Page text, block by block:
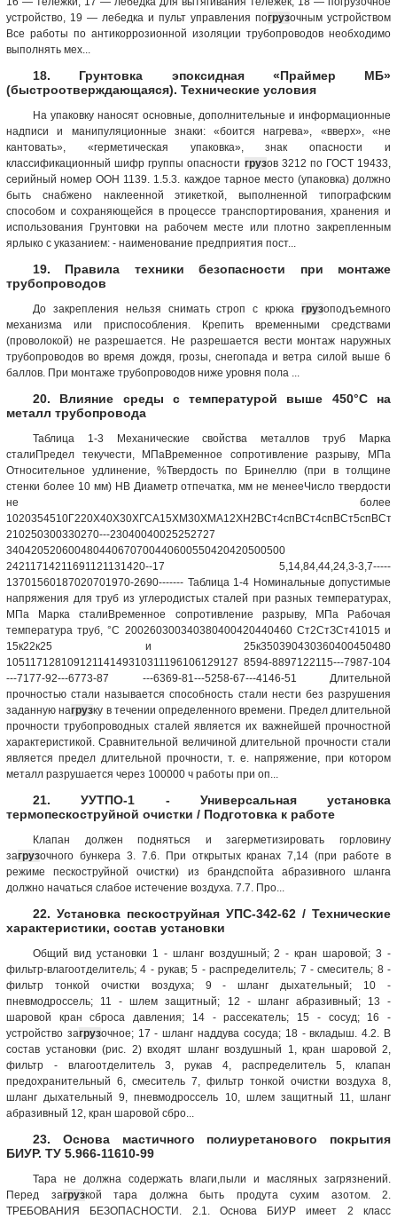
устройство, 19 — лебедка и пульт управления погрузочным устройством
Все работы по антикоррозионной изоляции трубопроводов необходимо
выполнять мех...
18. Грунтовка эпоксидная «Праймер МБ»
(быстроотверждающаяся). Технические условия
На упаковку наносят основные, дополнительные и информационные
надписи и манипуляционные знаки: «боится нагрева», «вверх», «не
кантовать», «герметическая упаковка», знак опасности и
классификационный шифр группы опасности грузов 3212 по ГОСТ 19433,
серийный номер ООН 1139. 1.5.3. каждое тарное место (упаковка) должно
быть снабжено наклеенной этикеткой, выполненной типографским
способом и сохраняющейся в процессе транспортирования, хранения и
использования Грунтовки на рабочем месте или плотно закрепленным
ярлыко с указанием: - наименование предприятия пост...
19. Правила техники безопасности при монтаже
трубопроводов
До закрепления нельзя снимать строп с крюка грузоподъемного
механизма или приспособления. Крепить временными средствами
(проволокой) не разрешается. Не разрешается вести монтаж наружных
трубопроводов во время дождя, грозы, снегопада и ветра силой выше 6
баллов. При монтаже трубопроводов ниже уровня пола ...
20. Влияние среды с температурой выше 450°С на
металл трубопровода
Таблица 1-3 Механические свойства металлов труб Марка
сталиПредел текучести, МПаВременное сопротивление разрыву, МПа
Относительное удлинение, %Твердость по Бринеллю (при в толщине
стенки более 10 мм) HB Диаметр отпечатка, мм не менееЧисло твердости
не более
210250300330270---23040040025252727
340420520600480440670700440600550420420500500
24211714211691121131420--17 5,14,84,44,24,3-3,7-----
13701560187020701970-2690------- Таблица 1-4 Номинальные допустимые
напряжения для труб из углеродистых сталей при разных температурах,
МПа Марка сталиВременное сопротивление разрыву, МПа Рабочая
температура труб, °С 200260300340380400420440460 Ст2СтЗСт41015 и
15к22к25 и 25к350390430360400450480
10511712810912114149310311196106129127 8594-8897122115---7987-104
---7177-92---6773-87 ---6369-81---5258-67---4146-51 Длительной
прочностью стали называется способность стали нести без разрушения
заданную нагрузку в течении определенного времени. Предел длительной
прочности трубопроводных сталей является их важнейшей прочностной
характеристикой. Сравнительной величиной длительной прочности стали
является предел длительной прочности, т. е. напряжение, при котором
металл разрушается через 100000 ч работы при оп...
21. УУТПО-1 - Универсальная установка
термопескоструйной очистки / Подготовка к работе
Клапан должен подняться и загерметизировать горловину
загрузочного бункера 3. 7.6. При открытых кранах 7,14 (при работе в
режиме пескоструйной очистки) из брандспойта абразивного шланга
должно начаться слабое истечение воздуха. 7.7. Про...
22. Установка пескоструйная УПС-342-62 / Технические
характеристики, состав установки
Общий вид установки 1 - шланг воздушный; 2 - кран шаровой; 3 -
фильтр-влагоотделитель; 4 - рукав; 5 - распределитель; 7 - смеситель; 8 -
фильтр тонкой очистки воздуха; 9 - шланг дыхательный; 10 -
пневмодроссель; 11 - шлем защитный; 12 - шланг абразивный; 13 -
шаровой кран сброса давления; 14 - рассекатель; 15 - сосуд; 16 -
устройство загрузочное; 17 - шланг наддува сосуда; 18 - вкладыш. 4.2. В
состав установки (рис. 2) входят шланг воздушный 1, кран шаровой 2,
фильтр - влагоотделитель 3, рукав 4, распределитель 5, клапан
предохранительный 6, смеситель 7, фильтр тонкой очистки воздуха 8,
шланг дыхательный 9, пневмодроссель 10, шлем защитный 11, шланг
абразивный 12, кран шаровой сбро...
23. Основа мастичного полиуретанового покрытия
БИУР. ТУ 5.966-11610-99
Тара не должна содержать влаги,пыли и масляных загрязнений.
Перед загрузкой тара должна быть продута сухим азотом. 2.
ТРЕБОВАНИЯ БЕЗОПАСНОСТИ. 2.1. Основа БИУР имеет 2 класс